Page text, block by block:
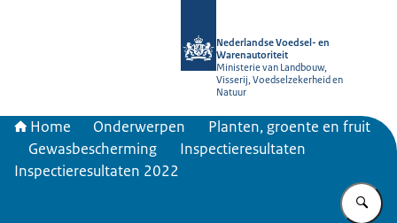
Nederlandse Voedsel- en
Warenautoriteit
Ministerie van Landbouw,
Visserij, Voedselzekerheid en
Natuur
Home Onderwerpen
Planten, groente en fruit
Gewasbescherming
Inspectieresultaten
Inspectieresultaten 2022